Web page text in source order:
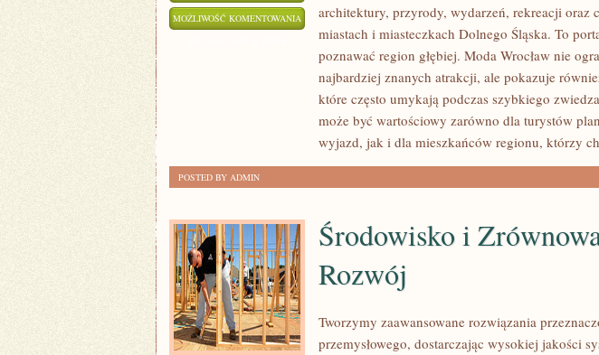
MOŻLIWOŚĆ KOMENTOWANIA LUBINarchitektury, przyrody, wydarzeń, rekreacji oraz
miastach i miasteczkach Dolnego Śląska. To
poznawać region głębiej. Moda Wrocław nie
najbardziej znanych atrakcji, ale pokazuje
które często umykają podczas szybkiego
może być wartościowy zarówno dla turystów
wyjazd, jak i dla mieszkańców regionu, którzy
POSTED BY ADMIN
Środowisko i
Rozwój
Tworzymy zaawansowane rozwiązania
przemysłowego, dostarczając wysokiej jakości